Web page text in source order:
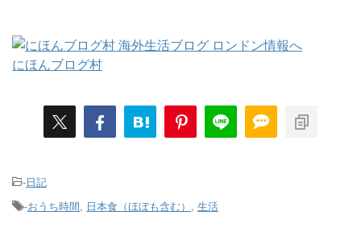
にほんブログ村
-日記
-おうち時間, 日本食（ほぼも含む） , 生活